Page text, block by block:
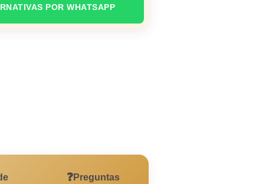
POR WHATSAPP
❓Preguntas